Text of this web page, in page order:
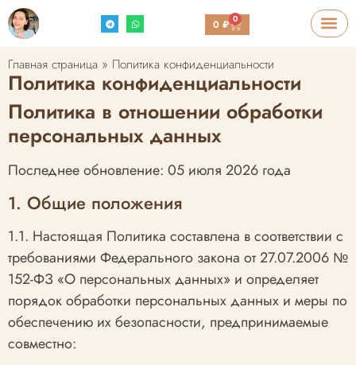
0₽ 0
Главная страница » Политика конфиденциальности
Политика конфиденциальности
Политика в отношении обработки
персональных данных
Последнее обновление: 05 июля 2026 года
1. Общие положения
1.1. Настоящая Политика составлена в соответствии с
требованиями Федерального закона от 27.07.2006 №
152-ФЗ «О персональных данных» и определяет
порядок обработки персональных данных и меры по
обеспечению их безопасности, предпринимаемые
совместно: